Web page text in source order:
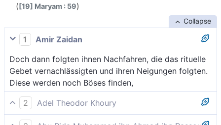
([19] Maryam : 59)
Collapse
1
Amir Zaidan
Doch dann folgten ihnen Nachfahren, die das rituelle
Gebet vernachlässigten und ihren Neigungen folgten.
Diese werden noch Böses finden,
2
Adel Theodor Khoury
Es folgten dann nach ihnen Nachfolger, die das Gebet